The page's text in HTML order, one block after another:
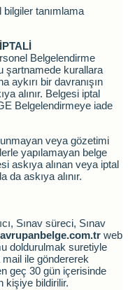
tanımlama
Belgelendirme
şartnamede kurallara
aykırı bir davranışın
alınır. Belgesi iptal
Belgelendirmeye iade
veya gözetimi
yapılamayan belge
askıya alınan veya iptal
da askıya alınır.
Sınav süreci, Sınav
web
doldurulmak suretiyle
ile göndererek
geç 30 gün içerisinde
kişiye bildirilir.